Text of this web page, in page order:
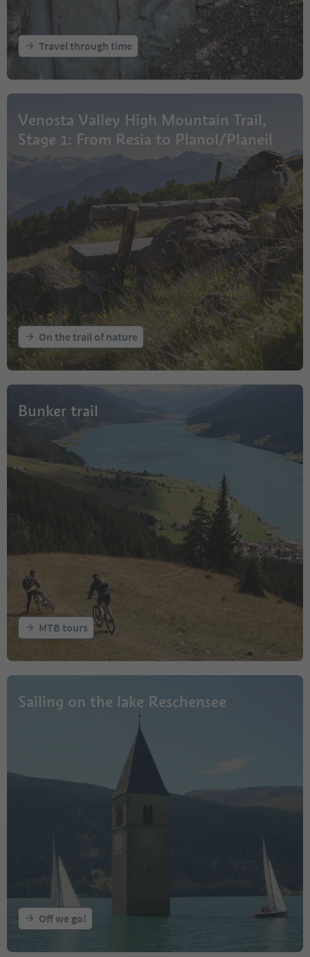
Travel through time
Venosta Valley High Mountain Trail,
Stage 1: From Resia to Planol/Planeil
On the trail of nature
Bunker trail
MTB tours
Sailing on the lake Reschensee
Off we go!